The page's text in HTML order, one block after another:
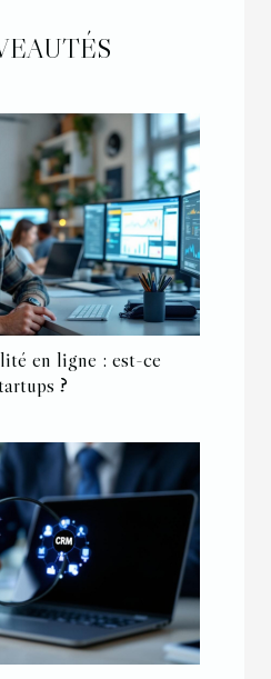
en ligne : est-ce
?